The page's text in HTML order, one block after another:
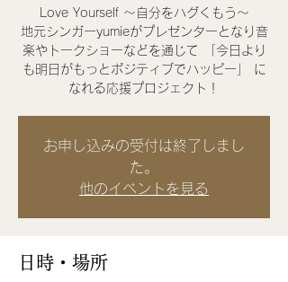
Love Yourself 〜自分をハグくもう〜
地元シンガーyumieがプレゼンターとなり音
楽やトークショーなどを通じて 「今日より
も明日がもっとポジティブでハッピー」 に
なれる応援プロジェクト！
お申し込みの受付は終了しまし
た。
他のイベントを見る
日時・場所